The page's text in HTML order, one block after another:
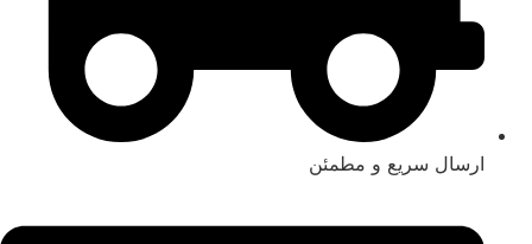
ارسال سریع و مطمئن